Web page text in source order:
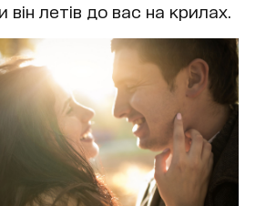
він летів до вас на крилах.